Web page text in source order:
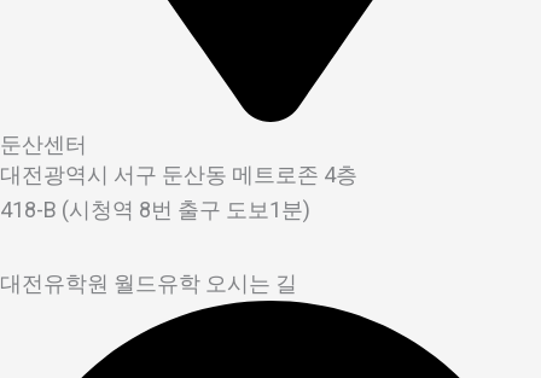
둔산센터
대전광역시 서구 둔산동 메트로존 4층
418-B (시청역 8번 출구 도보1분)
대전유학원 월드유학 오시는 길